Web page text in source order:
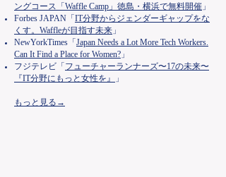
ングコース「Waffle Camp」徳島・横浜で無料開催 」
Forbes JAPAN「 IT分野からジェンダーギャップをな
くす。Waffleが目指す未来 」
NewYorkTimes「 Japan Needs a Lot More Tech Workers.
Can It Find a Place for Women? 」
フジテレビ「 フューチャーランナーズ〜17の未来〜
『IT分野にもっと女性を』
」
​もっと見る→